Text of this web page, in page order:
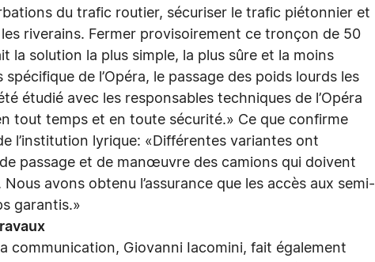
du trafic routier, sécuriser le trafic piétonnier et
riverains. Fermer provisoirement ce tronçon de 50
la solution la plus simple, la plus sûre et la moins
de l’Opéra, le passage des poids lourds les
étudié avec les responsables techniques de l’Opéra
tout temps et en toute sécurité.» Ce que confirme
l’institution lyrique: «Différentes variantes ont
passage et de manœuvre des camions qui doivent
Nous avons obtenu l’assurance que les accès aux semi-
garantis.»
communication, Giovanni Iacomini, fait également